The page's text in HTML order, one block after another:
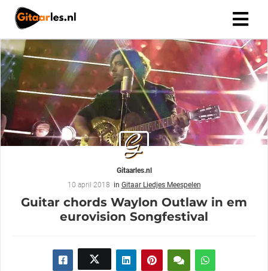
Gitaarles.nl
10 april 2018 in Gitaar Liedjes Meespelen
Guitar chords Waylon Outlaw in em
eurovision Songfestival